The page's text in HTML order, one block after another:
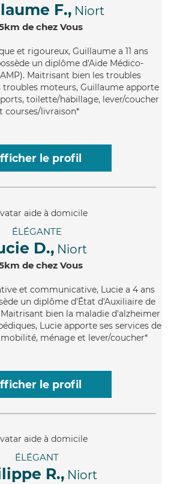
F., Niort
de chez Vous
et rigoureux, Guillaume a 11 ans
un diplôme d'Aide Médico-
Maitrisant bien les troubles
moteurs, Guillaume apporte
toilette/habillage, lever/coucher
courses/livraison*
le profil
ÉLÉGANTE
D., Niort
de chez Vous
et communicative, Lucie a 4 ans
un diplôme d'État d'Auxiliaire de
Maitrisant bien la maladie d'alzheimer
Lucie apporte ses services de
ménage et lever/coucher*
le profil
ÉLÉGANT
R., Niort